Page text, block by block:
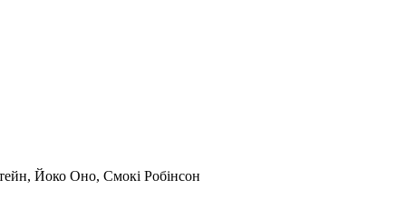
Йоко Оно, Смокі Робінсон